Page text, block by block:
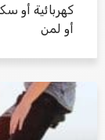
كهربائية أو
أو لمن